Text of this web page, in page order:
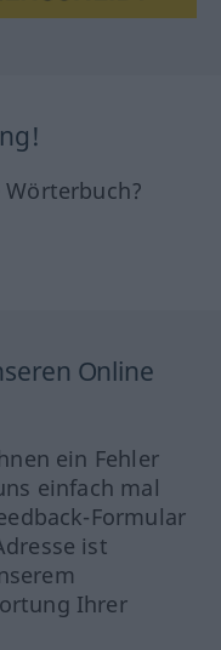
Online
ein Fehler
einfach mal
Formular
ist
Ihrer